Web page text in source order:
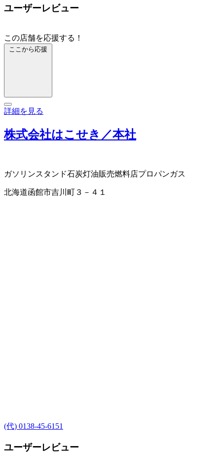
ユーザーレビュー
この店舗を応援する！
ここから応援
詳細を見る
株式会社はこせき／本社
ガソリンスタンド石炭灯油販売燃料店プロパンガス
北海道函館市吉川町３－４１
(代) 0138-45-6151
ユーザーレビュー